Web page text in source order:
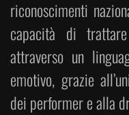
riconoscimenti
capacità di
attraverso un
emotivo, grazie
dei performer e alla